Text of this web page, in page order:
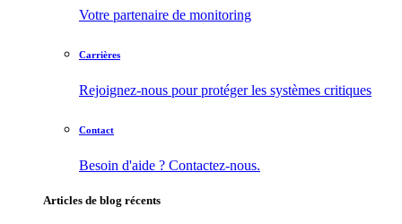
Votre partenaire de monitoring
Carrières
Rejoignez-nous pour protéger les systèmes critiques
Contact
Besoin d'aide ? Contactez-nous.
Articles de blog récents